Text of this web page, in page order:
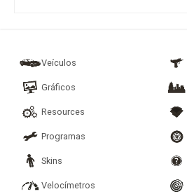
Veículos
Gráficos
Resources
Programas
Skins
Velocímetros